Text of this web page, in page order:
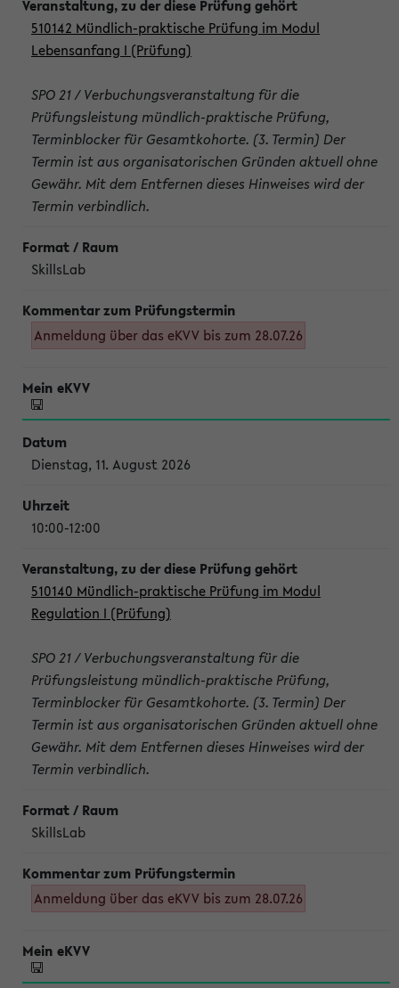
510142 Mündlich-praktische Prüfung im Modul
Lebensanfang I (Prüfung)
SPO 21 / Verbuchungsveranstaltung für die
Prüfungsleistung mündlich-praktische Prüfung,
Terminblocker für Gesamtkohorte. (3. Termin) Der
Termin ist aus organisatorischen Gründen aktuell ohne
Gewähr. Mit dem Entfernen dieses Hinweises wird der
Termin verbindlich.
SkillsLab
Anmeldung über das eKVV bis zum 28.07.26
Dienstag, 11. August 2026
10:00-12:00
510140 Mündlich-praktische Prüfung im Modul
Regulation I (Prüfung)
SPO 21 / Verbuchungsveranstaltung für die
Prüfungsleistung mündlich-praktische Prüfung,
Terminblocker für Gesamtkohorte. (3. Termin) Der
Termin ist aus organisatorischen Gründen aktuell ohne
Gewähr. Mit dem Entfernen dieses Hinweises wird der
Termin verbindlich.
SkillsLab
Anmeldung über das eKVV bis zum 28.07.26